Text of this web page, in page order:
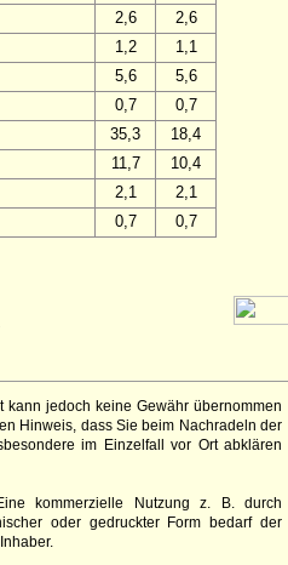
2,6
2,6
1,2
1,1
5,6
5,6
0,7
0,7
35,3
18,4
11,7
10,4
2,1
2,1
0,7 0,7
kann jedoch keine Gewähr übernommen
Hinweis, dass Sie beim Nachradeln der
im Einzelfall vor Ort abklären
kommerzielle Nutzung z. B. durch
oder gedruckter Form bedarf der